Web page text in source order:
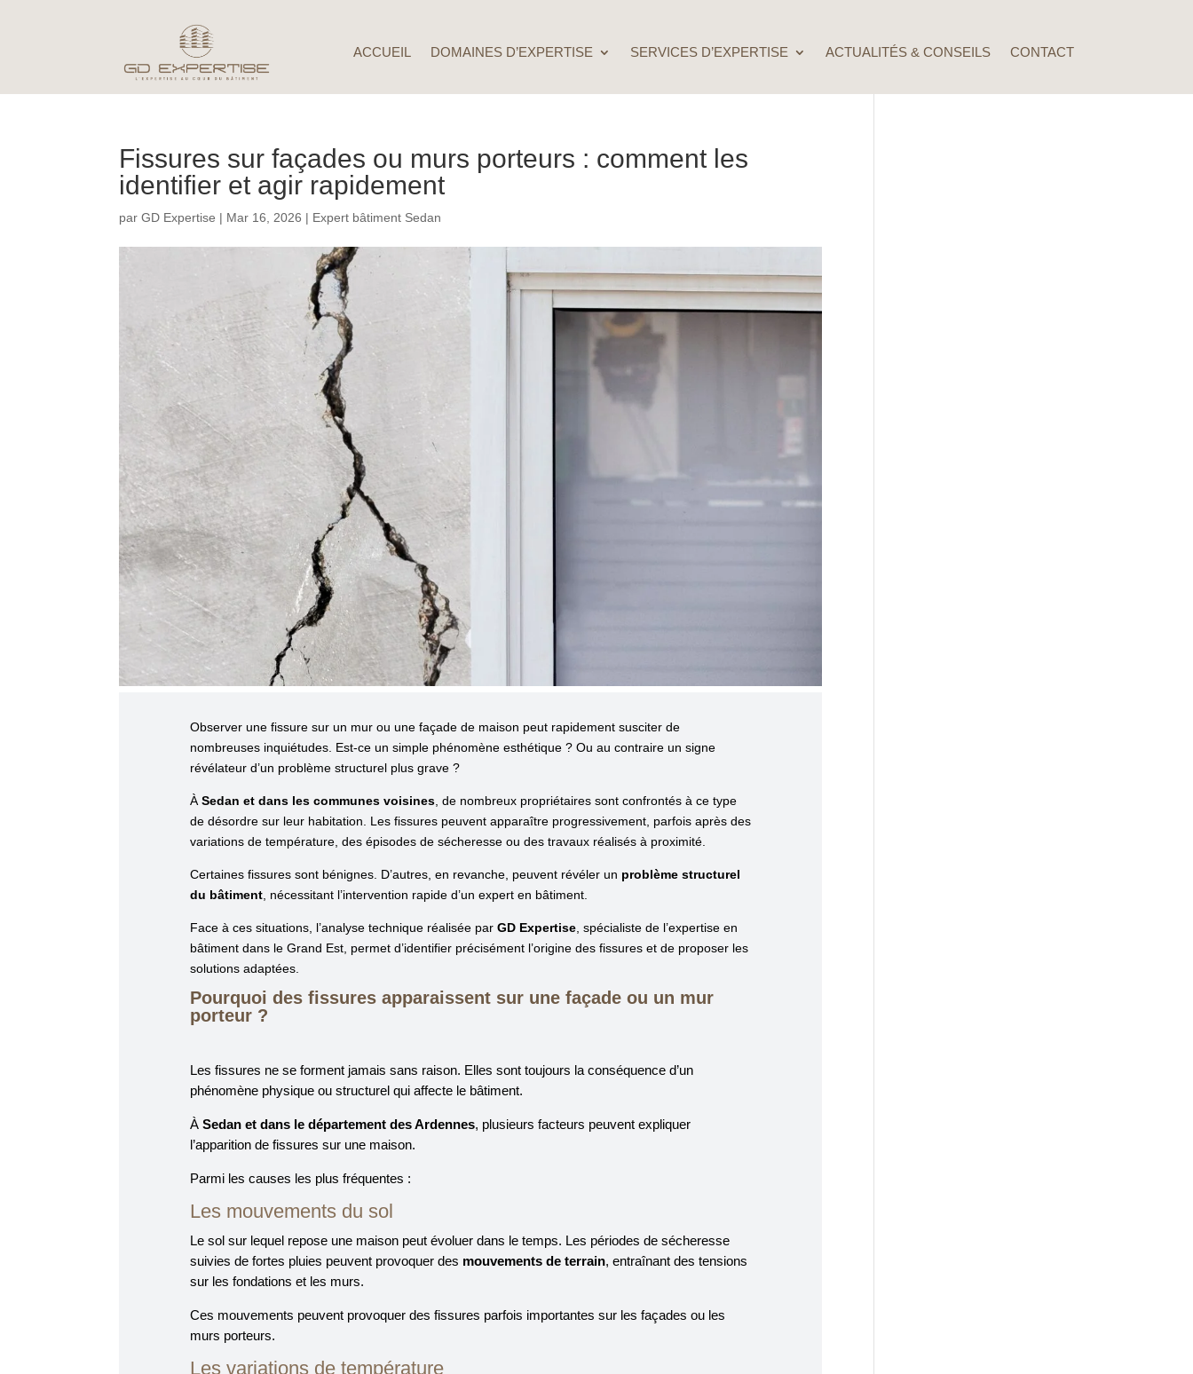
ACCUEIL DOMAINES D’EXPERTISE SERVICES D’EXPERTISE ACTUALITÉS & CONSEILS CONTACT
Fissures sur façades ou murs porteurs : comment les
identifier et agir rapidement
parGD Expertise | Mar 16, 2026 | Expert bâtiment Sedan
Observer une fissure sur un mur ou une façade de maison peut rapidement susciter de
nombreuses inquiétudes. Est-ce un simple phénomène esthétique ? Ou au contraire un signe
révélateur d’un problème structurel plus grave ?
À Sedan et dans les communes voisines, de nombreux propriétaires sont confrontés à ce type
de désordre sur leur habitation. Les fissures peuvent apparaître progressivement, parfois après des
variations de température, des épisodes de sécheresse ou des travaux réalisés à proximité.
Certaines fissures sont bénignes. D’autres, en revanche, peuvent révéler un problème structurel
du bâtiment, nécessitant l’intervention rapide d’un expert en bâtiment.
Face à ces situations, l’analyse technique réalisée par GD Expertise, spécialiste de l’expertise en
bâtiment dans le Grand Est, permet d’identifier précisément l’origine des fissures et de proposer les
solutions adaptées.
Pourquoi des fissures apparaissent sur une façade ou un mur
porteur ?
Les fissures ne se forment jamais sans raison. Elles sont toujours la conséquence d’un
phénomène physique ou structurel qui affecte le bâtiment.
À Sedan et dans le département des Ardennes, plusieurs facteurs peuvent expliquer
l’apparition de fissures sur une maison.
Parmi les causes les plus fréquentes :
Les mouvements du sol
Le sol sur lequel repose une maison peut évoluer dans le temps. Les périodes de sécheresse
suivies de fortes pluies peuvent provoquer des mouvements de terrain, entraînant des tensions
sur les fondations et les murs.
Ces mouvements peuvent provoquer des fissures parfois importantes sur les façades ou les
murs porteurs.
Les variations de température